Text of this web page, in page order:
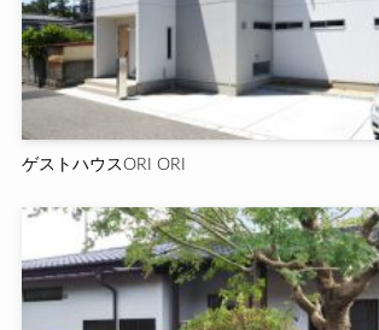
ゲストハウスORI ORI